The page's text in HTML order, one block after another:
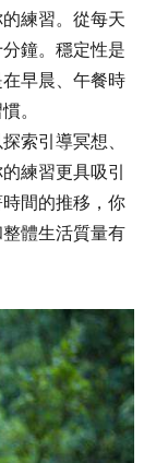
練習。從每天
鐘。穩定性是
早晨、午餐時
。
索引導冥想、
練習更具吸引
間的推移，你
體生活質量有